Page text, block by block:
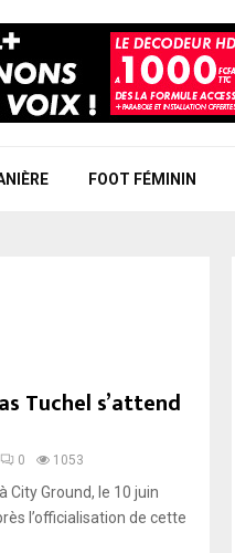
FOOT FÉMININ
Tuchel s’attend
0 1053
City Ground, le 10 juin
l’officialisation de cette